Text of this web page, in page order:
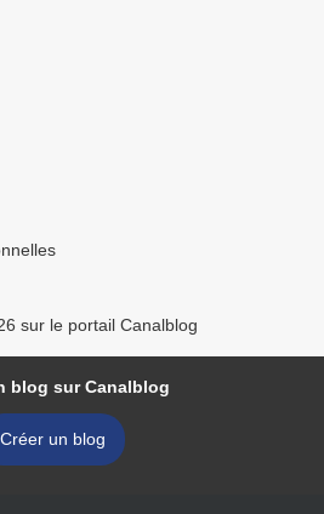
sur le portail Canalblog
blog sur Canalblog
Créer un blog